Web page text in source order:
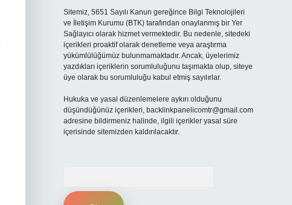
Sitemiz, 5651 Sayılı Kanun gereğince Bilgi Teknolojileri
ve İletişim Kurumu (BTK) tarafından onaylanmış bir Yer
Sağlayıcı olarak hizmet vermektedir. Bu nedenle, sitedeki
içerikleri proaktif olarak denetleme veya araştırma
yükümlülüğümüz bulunmamaktadır. Ancak, üyelerimiz
yazdıkları içeriklerin sorumluluğunu taşımakta olup, siteye
üye olarak bu sorumluluğu kabul etmiş sayılırlar.
Hukuka ve yasal düzenlemelere aykırı olduğunu
düşündüğünüz içerikleri, backlinkpanelicomtr@gmail.com
adresine bildirmeniz halinde, ilgili içerikler yasal süre
içerisinde sitemizden kaldırılacaktır.